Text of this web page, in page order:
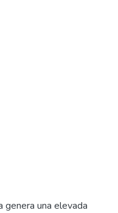
genera una elevada